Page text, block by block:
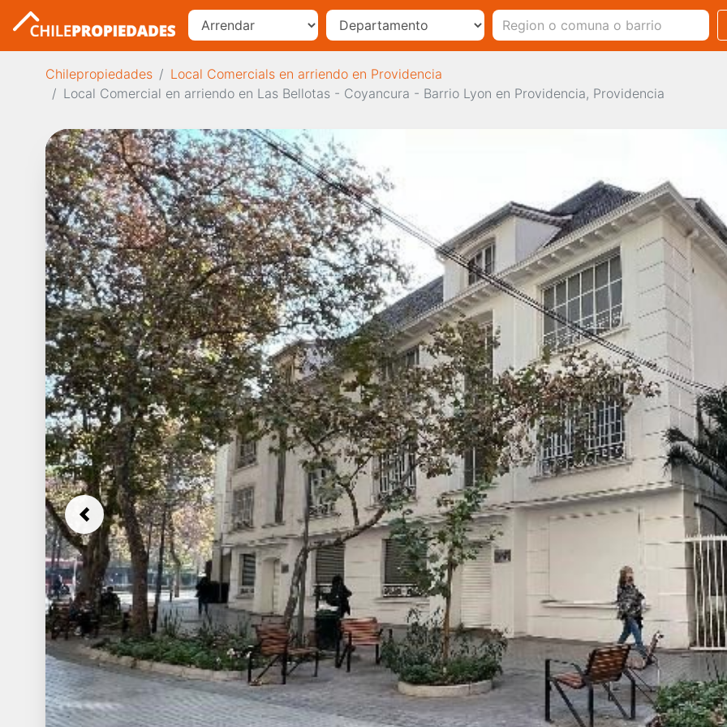
Chilepropiedades
Local Comercials en arriendo en Providencia
Local Comercial en arriendo en Las Bellotas - Coyancura - Barrio Lyon en Providencia, Providencia
Previous